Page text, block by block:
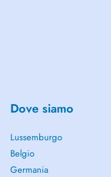
Dove siamo
Lussemburgo
Belgio
Germania